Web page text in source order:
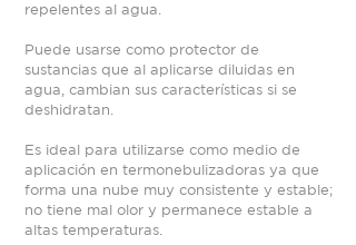
repelentes al agua.
Puede usarse como protector de
sustancias que al aplicarse diluidas en
agua, cambian sus características si se
deshidratan.
Es ideal para utilizarse como medio de
aplicación en termonebulizadoras ya que
forma una nube muy consistente y estable;
no tiene mal olor y permanece estable a
altas temperaturas.